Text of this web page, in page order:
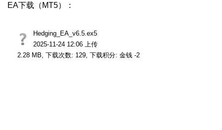
EA下载（MT5）：
Hedging_EA_v6.5.ex5
2025-11-24 12:06 上传
2.28 MB, 下载次数: 129, 下载积分: 金钱 -2